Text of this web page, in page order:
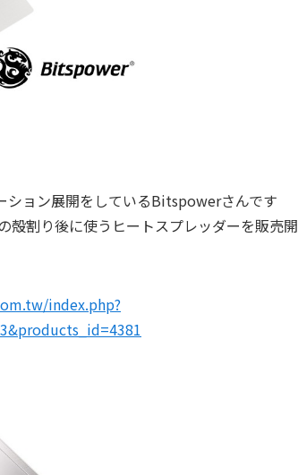
ション展開をしているBitspowerさんです
殻割り後に使うヒートスプレッダーを販売開
index.php?